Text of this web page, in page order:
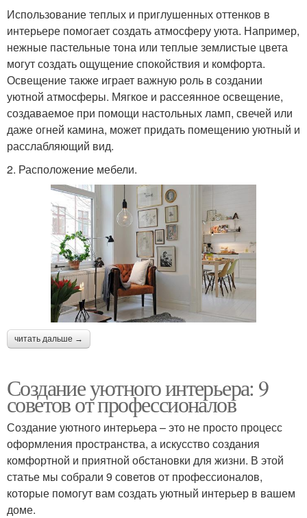
Использование теплых и приглушенных оттенков в
интерьере помогает создать атмосферу уюта. Например,
нежные пастельные тона или теплые землистые цвета
могут создать ощущение спокойствия и комфорта.
Освещение также играет важную роль в создании
уютной атмосферы. Мягкое и рассеянное освещение,
создаваемое при помощи настольных ламп, свечей или
даже огней камина, может придать помещению уютный и
расслабляющий вид.
2. Расположение мебели.
читать дальше →
Создание уютного интерьера: 9
советов от профессионалов
Создание уютного интерьера – это не просто процесс
оформления пространства, а искусство создания
комфортной и приятной обстановки для жизни. В этой
статье мы собрали 9 советов от профессионалов,
которые помогут вам создать уютный интерьер в вашем
доме.